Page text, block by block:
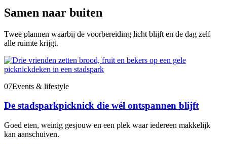
Samen naar buiten
Twee plannen waarbij de voorbereiding licht blijft en de dag zelf
alle ruimte krijgt.
07Events & lifestyle
De stadsparkpicknick die wél ontspannen blijft
Goed eten, weinig gesjouw en een plek waar iedereen makkelijk
kan aanschuiven.